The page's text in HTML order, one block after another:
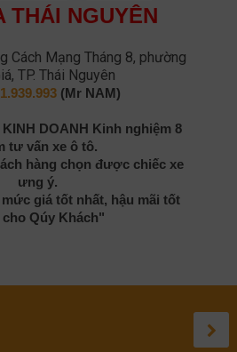
THÁI NGUYÊN
Cách Mạng Tháng 8, phường
TP. Thái Nguyên
(Mr NAM)
DOANH Kinh nghiệm 8
tư vấn xe ô tô.
hàng chọn được chiếc xe
ưng ý.
giá tốt nhất, hậu mãi tốt
cho Qúy Khách"
ĐÁNH GIÁ
ĐÁNH